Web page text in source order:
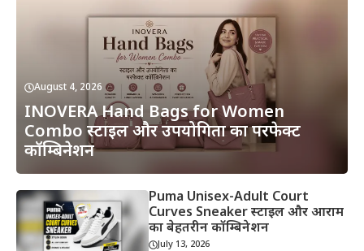
August 4, 2026
INOVERA Hand Bags for Women
Combo स्टाइल और उपयोगिता का परफेक्ट
कॉम्बिनेशन
Puma Unisex-Adult Court
Curves Sneaker स्टाइल और आराम
का बेहतरीन कॉम्बिनेशन
July 13, 2026